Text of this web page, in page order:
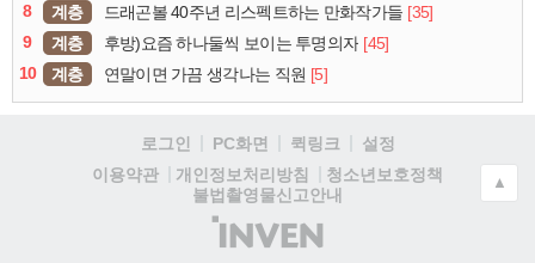
8
계층 드래곤볼 40주년 리스펙트하는 만화작가들 [35]
9
계층 후방)요즘 하나둘씩 보이는 투명의자 [45]
10
계층 연말이면 가끔 생각나는 직원 [5]
로그인 PC화면 퀵링크
설정
이용약관
개인정보처리방침
청소년보호정책
불법촬영물신고안내
(주)
인
▲